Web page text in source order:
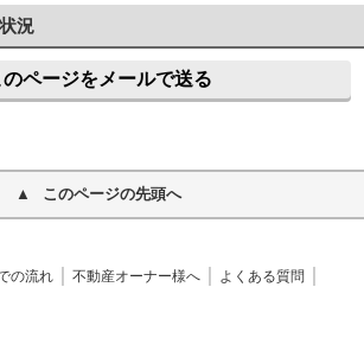
況
のページをメールで送る
このページの先頭へ
の流れ 不動産オーナー様へ
よくある質問